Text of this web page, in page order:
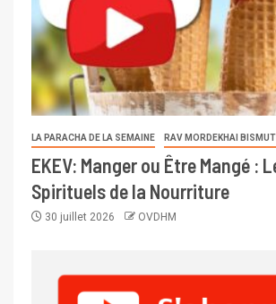
LA PARACHA DE LA SEMAINE RAV MORDEKHAI
EKEV: Manger ou Être Mangé :
Spirituels de la Nourriture
30 juillet 2026 OVDHM